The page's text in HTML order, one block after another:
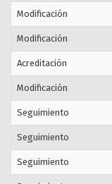
Modificación
Modificación
Acreditación
Modificación
Seguimiento
Seguimiento
Seguimiento